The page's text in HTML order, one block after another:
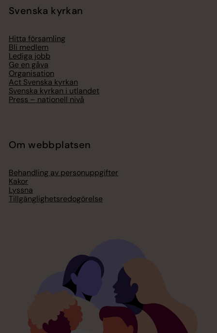
Svenska kyrkan
Hitta församling
Bli medlem
Lediga jobb
Ge en gåva
Organisation
Act Svenska kyrkan
Svenska kyrkan i utlandet
Press – nationell nivå
Om webbplatsen
Behandling av personuppgifter
Kakor
Lyssna
Tillgänglighetsredogörelse